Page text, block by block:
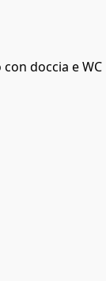
doccia e WC